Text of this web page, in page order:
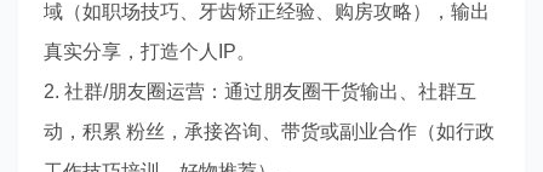
域（如职场技巧、牙齿矫正经验、购房攻略），输出
真实分享，打造个人IP。
2. 社群/朋友圈运营：通过朋友圈干货输出、社群互
动，积累 粉丝，承接咨询、带货或副业合作（如行政